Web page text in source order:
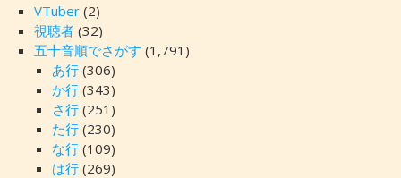
VTuber(2)
視聴者(32)
五十音順でさがす (1,791)
あ行(306)
か行(343)
さ行(251)
た行(230)
な行(109)
は行(269)